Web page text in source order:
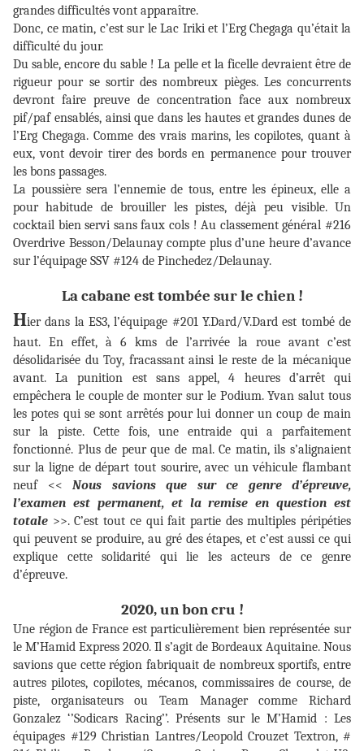
grandes difficultés vont apparaître.
Donc, ce matin, c’est sur le Lac Iriki et l’Erg Chegaga qu’était la
difficulté du jour.
Du sable, encore du sable ! La pelle et la ficelle devraient être de
rigueur pour se sortir des nombreux pièges. Les concurrents
devront faire preuve de concentration face aux nombreux
pif/paf ensablés, ainsi que dans les hautes et grandes dunes de
l’Erg Chegaga. Comme des vrais marins, les copilotes, quant à
eux, vont devoir tirer des bords en permanence pour trouver
les bons passages.
La poussière sera l’ennemie de tous, entre les épineux, elle a
pour habitude de brouiller les pistes, déjà peu visible. Un
cocktail bien servi sans faux cols ! Au classement général #216
Overdrive Besson/Delaunay compte plus d’une heure d’avance
sur l’équipage SSV #124 de Pinchedez/Delaunay.
La cabane est tombée sur le chien !
Hier dans la ES3, l’équipage #201 Y.Dard/V.Dard est tombé de
haut. En effet, à 6 kms de l’arrivée la roue avant c’est
désolidarisée du Toy, fracassant ainsi le reste de la mécanique
avant. La punition est sans appel, 4 heures d’arrêt qui
empêchera le couple de monter sur le Podium. Yvan salut tous
les potes qui se sont arrêtés pour lui donner un coup de main
sur la piste. Cette fois, une entraide qui a parfaitement
fonctionné. Plus de peur que de mal. Ce matin, ils s’alignaient
sur la ligne de départ tout sourire, avec un véhicule flambant
neuf << Nous savions que
sur ce genre d’épreuve,
l’examen est permanent, et la remise en question est
totale >>. C’est tout ce qui fait partie des multiples péripéties
qui peuvent se produire, au gré des étapes, et c’est aussi ce qui
explique cette solidarité qui lie les acteurs de ce genre
d’épreuve.
2020, un bon cru !
Une région de France est particulièrement bien représentée sur
le M’Hamid Express 2020. Il s’agit de Bordeaux Aquitaine. Nous
savions que cette région fabriquait de nombreux sportifs, entre
autres pilotes, copilotes, mécanos, commissaires de course, de
piste, organisateurs ou Team Manager comme Richard
Gonzalez ‘’Sodicars Racing’’. Présents sur le M’Hamid : Les
équipages #129 Christian Lantres/Leopold Crouzet Textron, #